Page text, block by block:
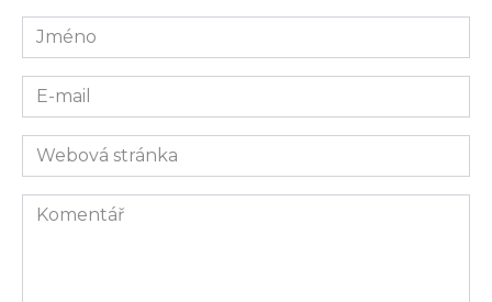
Jméno
E-
mail
Webová
stránka
Komentář